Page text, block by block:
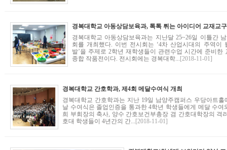
경복대학교 아동상담보육과, 톡톡 튀는 아이디어 교재교
경복대학교 아동상담보육과는 지난달 25~26일 이틀간
회를 개최했다. 이번 전시회는 ‘4차 산업시대의 주역
발’을 주제로 2학년 재학생들이 관련수업 시간에 준비
종합 작품전이다. 전시회에는 경복대학... [2018-11-01]
경복대학교 간호학과, 제4회 메달수여식 개최
경복대학교 간호학과는 지난 19일 남양주캠퍼스 우당아트
날 수여식은 졸업인증을 통과한 4학년 학생들에게 메달 수
희 부회장의 축사, 양수 간호보건부총장 겸 간호대학장의 격
호대 학생들이 4년간의 간... [2018-11-01]